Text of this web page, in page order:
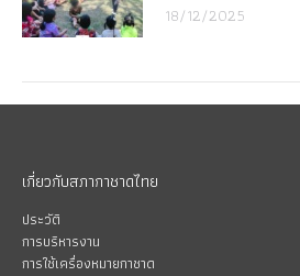
18/12/2025
เกี่ยวกับสภากาชาดไทย
ประวัติ
การบริหารงาน
การใช้เครื่องหมายกาชาด